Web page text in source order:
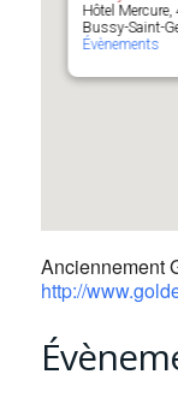
Hôtel
Bussy-Saint-
Évènements
Anciennement
http://